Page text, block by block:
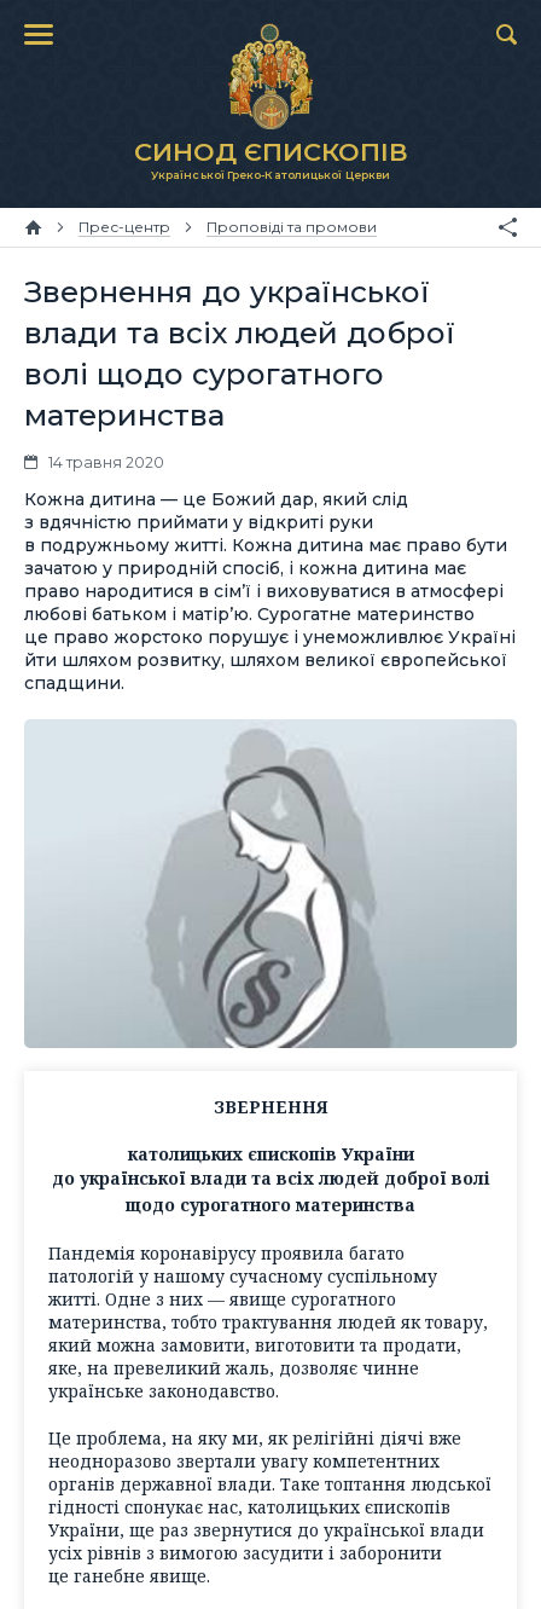
СИНОД ЄПИСКОПІВ
Української Греко-Католицької Церкви
Прес-центр Проповіді та промови
Звернення до української
влади та всіх людей доброї
волі щодо сурогатного
материнства
14 травня 2020
Кожна дитина — це Божий дар, який слід
з вдячністю приймати у відкриті руки
в подружньому житті. Кожна дитина має право бути
зачатою у природній спосіб, і кожна дитина має
право народитися в сім’ї і виховуватися в атмосфері
любові батьком і матір’ю. Сурогатне материнство
це право жорстоко порушує і унеможливлює Україні
йти шляхом розвитку, шляхом великої європейської
спадщини.
ЗВЕРНЕННЯ
католицьких єпископів України
до української влади та всіх людей доброї волі
щодо сурогатного материнства
Пандемія коронавірусу проявила багато
патологій у нашому сучасному суспільному
житті. Одне з них — явище сурогатного
материнства, тобто трактування людей як товару,
який можна замовити, виготовити та продати,
яке, на превеликий жаль, дозволяє чинне
українське законодавство.
Це проблема, на яку ми, як релігійні діячі вже
неодноразово звертали увагу компетентних
органів державної влади. Таке топтання людської
гідності спонукає нас, католицьких єпископів
України, ще раз звернутися до української влади
усіх рівнів з вимогою засудити і заборонити
це ганебне явище.